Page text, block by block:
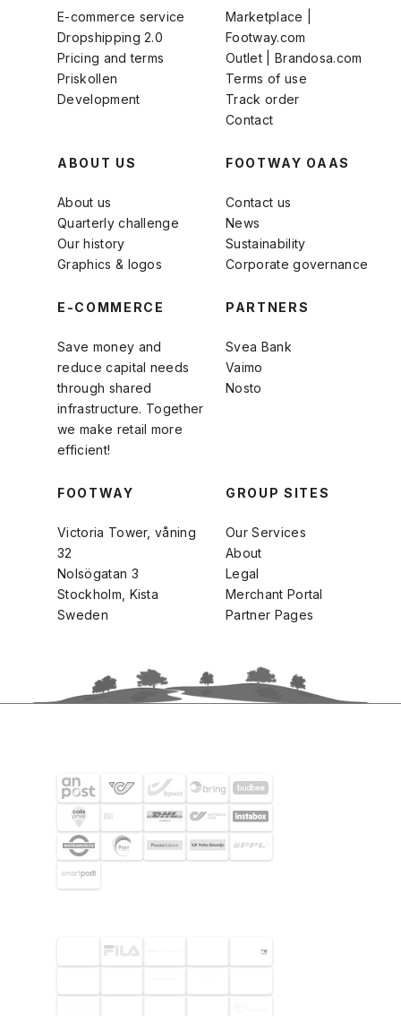
E-commerce service
Dropshipping 2.0
Pricing and terms
Priskollen
Development
Marketplace |
Footway.com
Outlet | Brandosa.com
Terms of use
Track order
Contact
ABOUT US
About us
Quarterly challenge
Our history
Graphics & logos
FOOTWAY OAAS
Contact us
News
Sustainability
Corporate governance
E-COMMERCE
Save money and
reduce capital needs
through shared
infrastructure. Together
we make retail more
efficient!
PARTNERS
Svea Bank
Vaimo
Nosto
FOOTWAY
Victoria Tower, våning
32
Nolsögatan 3
Stockholm, Kista
Sweden
GROUP SITES
Our Services
About
Legal
Merchant Portal
Partner Pages